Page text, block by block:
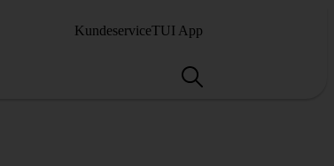
KundeserviceTUI App